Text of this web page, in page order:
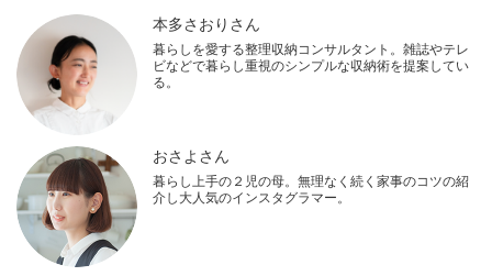
本多さおりさん
暮らしを愛する整理収納コンサルタント。雑誌やテレ
ビなどで暮らし重視のシンプルな収納術を提案してい
る。
おさよさん
暮らし上手の２児の母。無理なく続く家事のコツの紹
介し大人気のインスタグラマー。